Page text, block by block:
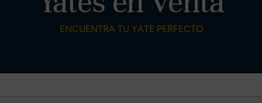
ENCUENTRA TU YATE PERFECTO